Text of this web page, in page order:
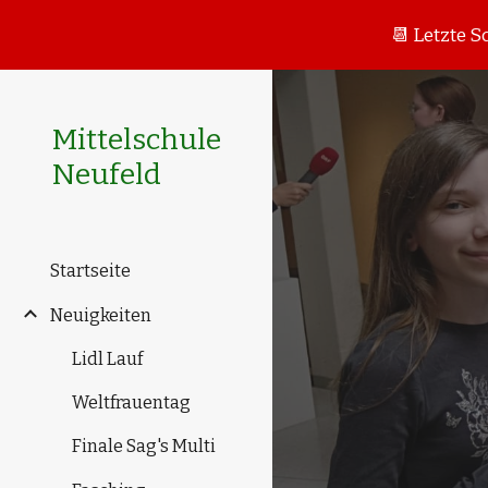
📆 Letzte
Mittelschule
Neufeld
Startseite
Neuigkeiten
Lidl Lauf
Weltfrauentag
Finale Sag's Multi